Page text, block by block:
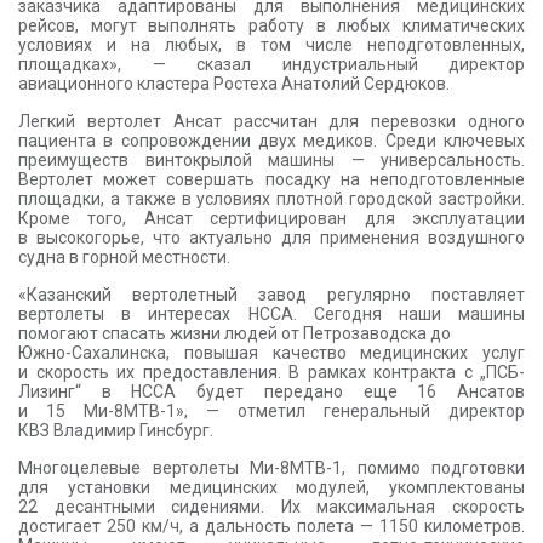
заказчика адаптированы для выполнения медицинских
рейсов, могут выполнять работу в любых климатических
условиях и на любых, в том числе неподготовленных,
площадках», — сказал индустриальный директор
авиационного кластера Ростеха Анатолий Сердюков.
Легкий вертолет Ансат рассчитан для перевозки одного
пациента в сопровождении двух медиков. Среди ключевых
преимуществ винтокрылой машины — универсальность.
Вертолет может совершать посадку на неподготовленные
площадки, а также в условиях плотной городской застройки.
Кроме того, Ансат сертифицирован для эксплуатации
в высокогорье, что актуально для применения воздушного
судна в горной местности.
«Казанский вертолетный завод регулярно поставляет
вертолеты в интересах НССА. Сегодня наши машины
помогают спасать жизни людей от Петрозаводска до
Южно-Сахалинска, повышая качество медицинских услуг
и скорость их предоставления. В рамках контракта с „ПСБ-
Лизинг“ в НССА будет передано еще 16 Ансатов
и 15 Ми-8МТВ-1», — отметил генеральный директор
КВЗ Владимир Гинсбург.
Многоцелевые вертолеты Ми-8МТВ-1, помимо подготовки
для установки медицинских модулей, укомплектованы
22 десантными сидениями. Их максимальная скорость
достигает 250 км/ч, а дальность полета — 1150 километров.